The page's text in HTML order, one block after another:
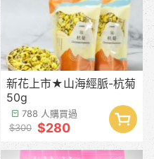
新花上市★山海經脈-杭菊
50g
788 人購買過
$300 $280